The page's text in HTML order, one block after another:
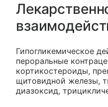
Гипогликемическое
пероральные
кортикостероиды,
щитовидной железы,
диазоксид,